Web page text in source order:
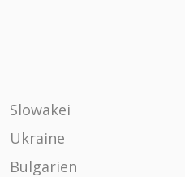
Slowakei
Ukraine
Bulgarien